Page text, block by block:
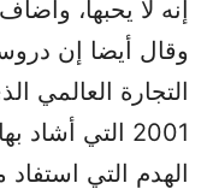
إنه لا يحبها،
وقال أيضا إن
2001 التي
الهدم التي استفاد